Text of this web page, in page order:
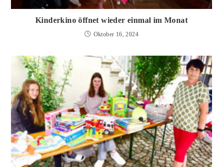
Kinderkino öffnet wieder einmal im Monat
Oktober 16, 2024